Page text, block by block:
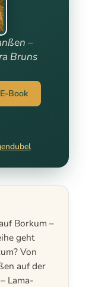
–
Bruns
Book
Borkum –
geht
Von
auf der
Lama-